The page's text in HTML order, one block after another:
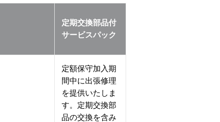
定期交換部品付
サービスパック
定額保守加入期
間中に出張修理
を提供いたしま
す。定期交換部
品の交換を含み